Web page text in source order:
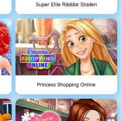
Super Ellie Räddar Staden
Princess Shopping Online